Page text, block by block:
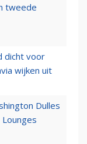
tweede
dicht voor
wijken uit
Dulles